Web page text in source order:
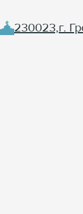
230023,г.